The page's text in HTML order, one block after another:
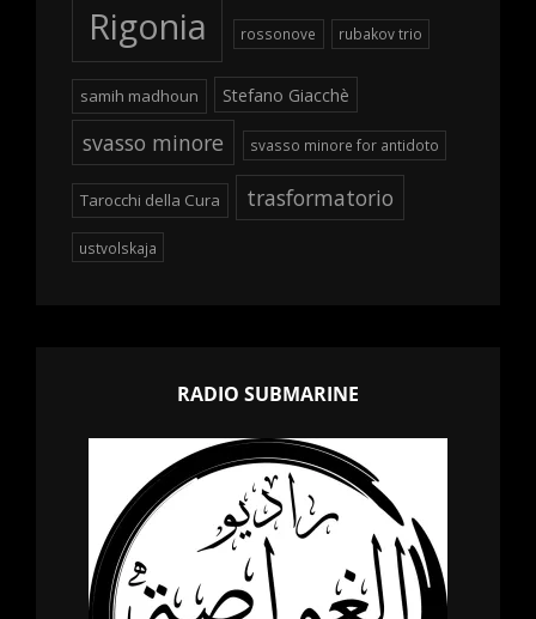
Rigonia rossonove rubakov trio
samih madhoun Stefano Giacchè
svasso minore svasso minore for antidoto
Tarocchi della Cura trasformatorio
ustvolskaja
RADIO SUBMARINE